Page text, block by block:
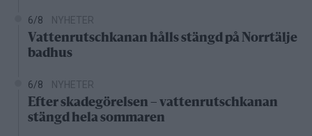
6/8 NYHETER
Vattenrutschkanan hålls stängd på Norrtälje
badhus
6/8 NYHETER
Efter skadegörelsen – vattenrutschkanan
stängd hela sommaren